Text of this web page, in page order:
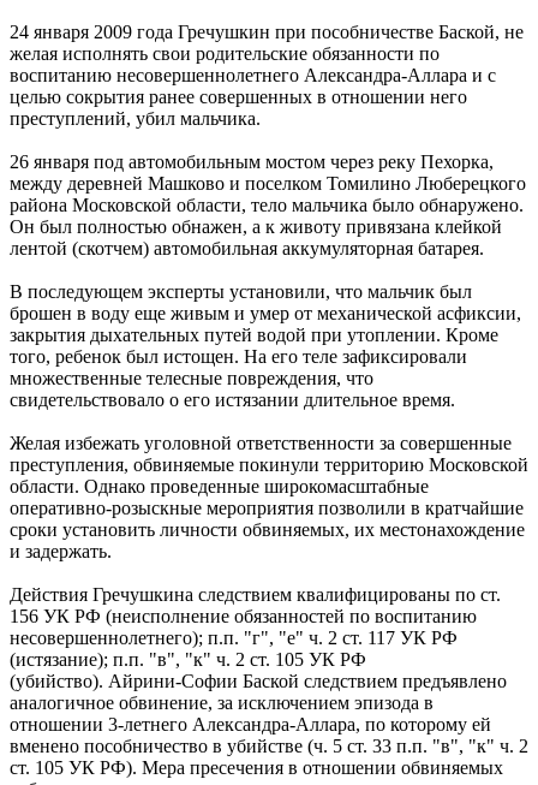
24 января 2009 года Гречушкин при пособничестве Баской, не
желая исполнять свои родительские обязанности по
воспитанию несовершеннолетнего Александра-Аллара и с
целью сокрытия ранее совершенных в отношении него
преступлений, убил мальчика.
26 января под автомобильным мостом через реку Пехорка,
между деревней Машково и поселком Томилино Люберецкого
района Московской области, тело мальчика было обнаружено.
Он был полностью обнажен, а к животу привязана клейкой
лентой (скотчем) автомобильная аккумуляторная батарея.
В последующем эксперты установили, что мальчик был
брошен в воду еще живым и умер от механической асфиксии,
закрытия дыхательных путей водой при утоплении. Кроме
того, ребенок был истощен. На его теле зафиксировали
множественные телесные повреждения, что
свидетельствовало о его истязании длительное время.
Желая избежать уголовной ответственности за совершенные
преступления, обвиняемые покинули территорию Московской
области. Однако проведенные широкомасштабные
оперативно-розыскные мероприятия позволили в кратчайшие
сроки установить личности обвиняемых, их местонахождение
и задержать.
Действия Гречушкина следствием квалифицированы по ст.
156 УК РФ (неисполнение обязанностей по воспитанию
несовершеннолетнего); п.п. "г", "е" ч. 2 ст. 117 УК РФ
(истязание); п.п. "в", "к" ч. 2 ст. 105 УК РФ
(убийство). Айрини-Софии Баской следствием предъявлено
аналогичное обвинение, за исключением эпизода в
отношении 3-летнего Александра-Аллара, по которому ей
вменено пособничество в убийстве (ч. 5 ст. 33 п.п. "в", "к" ч. 2
ст. 105 УК РФ). Мера пресечения в отношении обвиняемых